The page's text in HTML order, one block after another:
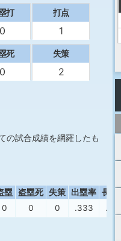
打
0
打点
1
死
0
失策
2
の試合成績を網羅したも
塁 盗塁死 失策 出塁率 長打
0 0 0 .333 .000